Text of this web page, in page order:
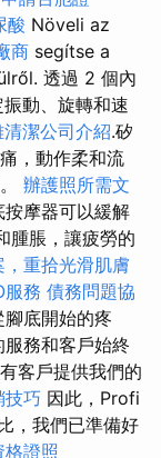
酸 Növeli az
商 segítse a
透過 2 個內
動、旋轉和速
潔公司介紹.矽
，動作柔和流
辦護照所需文
摩器可以緩解
腫脹，讓疲勞的
重拾光滑肌膚
服務 債務問題協
底開始的疼
務和客戶始終
客戶提供我們的
技巧 因此，Profi
，我們已準備好
格證照